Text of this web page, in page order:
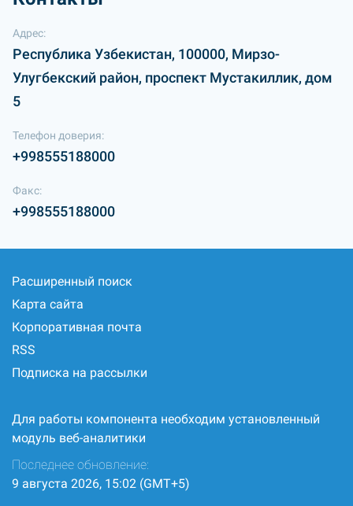
Адрес:
Республика Узбекистан, 100000, Мирзо-
Улугбекский район, проспект Мустакиллик, дом
5
Телефон доверия:
+998555188000
Факс:
+998555188000
Расширенный поиск
Карта сайта
Корпоративная почта
RSS
Подписка на рассылки
Для работы компонента необходим установленный
модуль веб-аналитики
Последнее обновление:
9 августа 2026, 15:02 (GMT+5)